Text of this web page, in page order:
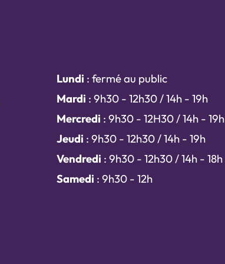
Lundi : fermé au public
Mardi : 9h30 - 12h30 / 14h - 19h
Mercredi : 9h30 - 12H30 / 14h - 19h
Jeudi : 9h30 - 12h30 / 14h - 19h
Vendredi : 9h30 - 12h30 / 14h - 18h
Samedi : 9h30 - 12h